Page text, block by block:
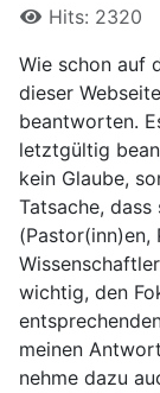
Hits: 2320
Wie schon auf
dieser
beantworten.
letztgültig
kein Glaube,
Tatsache,
(Pastor(inn)en,
wichtig, den
meinen
nehme dazu